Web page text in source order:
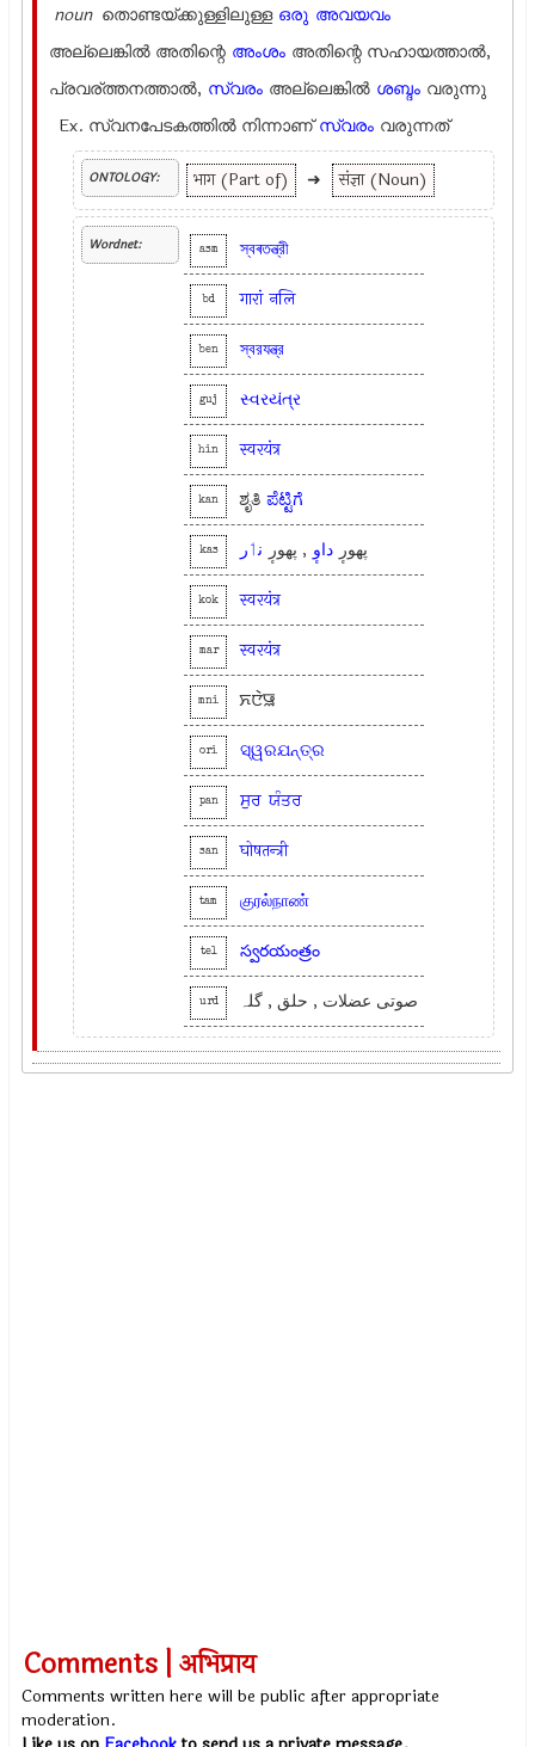
noun തൊണ്ടയ്ക്കുള്ളിലുള്ള ഒരു അവയവം
അല്ലെങ്കില്‍ അതിന്റെ അംശം അതിന്റെ സഹായത്താല്‍,
പ്രവര്ത്തനത്താല്‍, സ്വരം അല്ലെങ്കില്‍ ശബ്ദം വരുന്നു
Ex. സ്വനപേടകത്തില്‍ നിന്നാണ്സ്വരം വരുന്നത്
ONTOLOGY: भाग (Part of) ➜ संज्ञा (Noun)
Wordnet: asm স্বৰতন্ত্রী
bd गारां नलि
ben স্বরযন্ত্র
guj સ્વરયંત્ર
hin स्वरयंत्र
kan ಶೃತಿ ಪೆಟ್ಟಿಗೆ
kas پھورٕ داوٕ , پھورٕ نٲر
kok स्वरयंत्र
mar स्वरयंत्र
mni ꯈꯅꯥꯎ
ori ସ୍ୱରଯନ୍ତ୍ର
pan ਸੁਰ ਯੰਤਰ
san घोषतन्त्री
tam குரல்நாண்
tel స్వరయంత్రం
urd صوتی عضلات , حلق , گلہ
Comments | अभिप्राय
Comments written here will be public after appropriate
moderation.